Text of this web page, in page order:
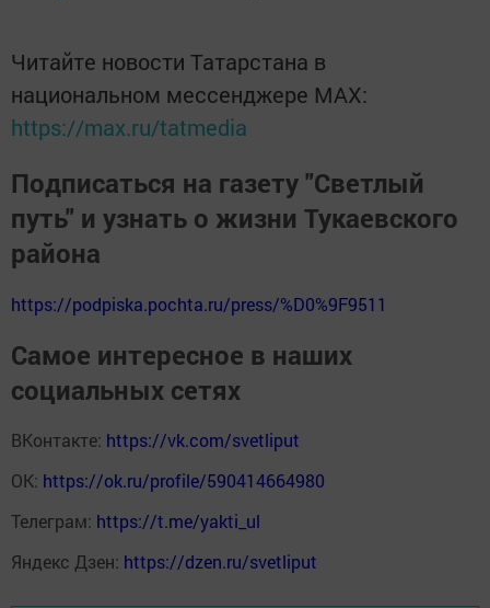
Читайте новости Татарстана в
национальном мессенджере MАХ:
https://max.ru/tatmedia
Подписаться на газету "Светлый
путь" и узнать о жизни Тукаевского
района
https://podpiska.pochta.ru/press/%D0%9F9511
Самое интересное в наших
социальных сетях
ВКонтакте: https://vk.com/svetliput
ОК: https://ok.ru/profile/590414664980
Телеграм: https://t.me/yakti_ul
Яндекс Дзен: https://dzen.ru/svetliput